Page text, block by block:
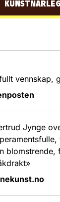
vennskap,
Jynge
blomstrende,